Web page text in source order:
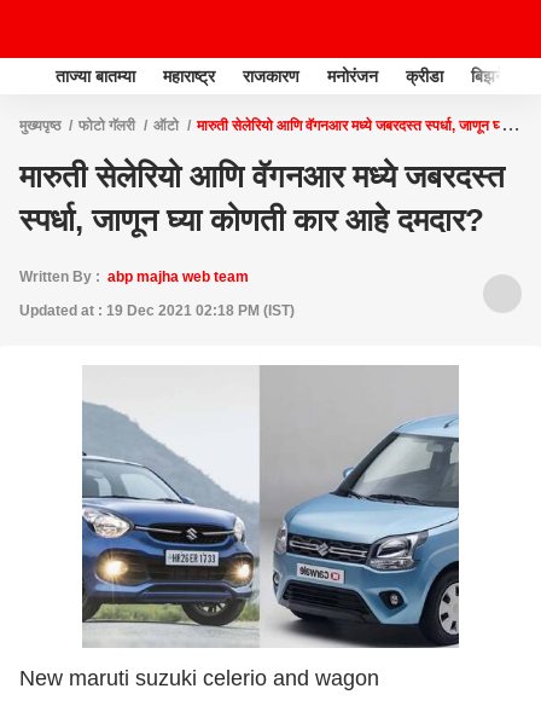
ताज्या बातम्या महाराष्ट्र राजकारण मनोरंजन क्रीडा बिझनेस
मुख्यपृष्ठ फोटो गॅलरी ऑटो
मारुती सेलेरियो आणि वॅगनआर मध्ये जबरदस्त स्पर्धा, जाणून घ्या
मारुती सेलेरियो आणि वॅगनआर मध्ये जबरदस्त
स्पर्धा, जाणून घ्या कोणती कार आहे दमदार?
Written By : abp majha web team
Updated at : 19 Dec 2021 02:18 PM (IST)
New maruti suzuki celerio and wagon